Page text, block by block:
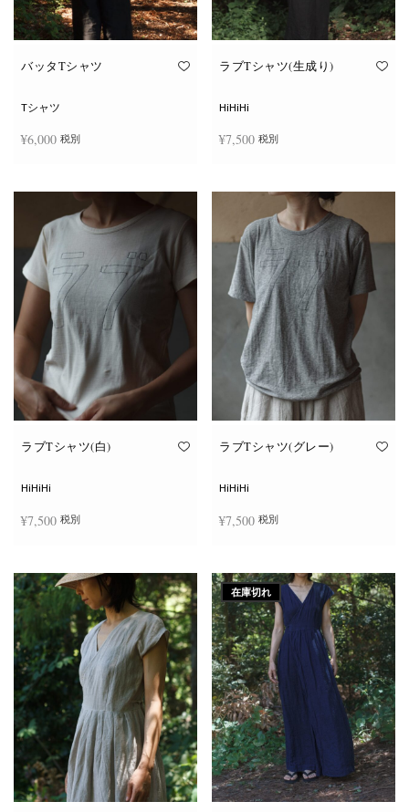
ま
ジ
ら
選
き
ま
す
ま
オ
ジ
ら
選
択
で
き
ま
す
バッタTシャツ
Tシャツ
¥6,000 税別
の
品
に
数
の
バ
リ
エ
ー
シ
ョ
ン
が
あ
り
ま
オ
ジ
か
ら
選
択
で
き
ま
す
ラブTシャツ(生成り)
HiHiHi
¥7,500 税別
の
商
品
に
は
複
数
の
バ
リ
エ
ー
シ
ョ
ン
が
あ
り
ま
オ
ジ
か
ら
選
択
で
き
ま
す
ラブTシャツ(白)
HiHiHi
¥7,500 税別
の
商
品
に
は
複
数
の
バ
リ
エ
ー
シ
ョ
ン
が
あ
り
ま
ラブTシャツ(グレー)
HiHiHi
¥7,500 税別
の
商
品
に
複
数
の
ョ
ン
が
あ
り
ま
在庫切れ